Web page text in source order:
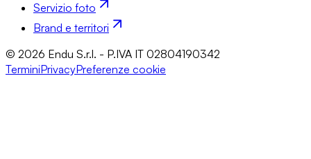
Servizio foto
Brand e territori
© 2026 Endu S.r.l. - P.IVA IT 02804190342
TerminiPrivacyPreferenze cookie